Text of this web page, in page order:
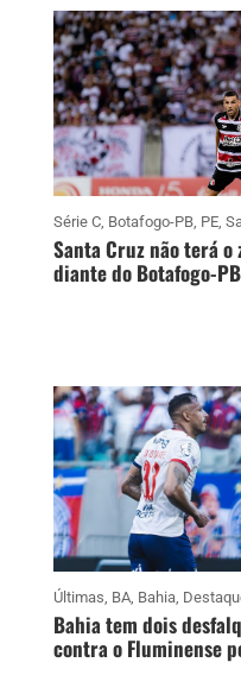
Série C, Botafogo-PB, PE,
Santa Cruz não terá
diante do Botafogo-PB
Últimas, BA, Bahia,
Bahia tem dois
contra o Fluminense